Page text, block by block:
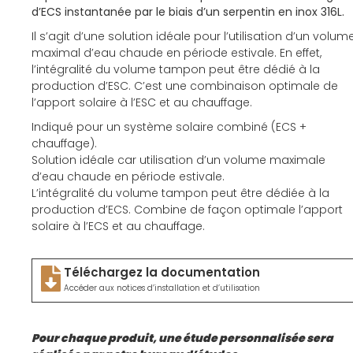
d’ECS instantanée par le biais d’un serpentin en inox 316L.
Il s’agit d’une solution idéale pour l’utilisation d’un
maximal d’eau chaude en période estivale. En effet,
l’intégralité du volume tampon peut être dédié à la
production d’ESC. C’est une combinaison optimale de
l’apport solaire à l’ESC et au chauffage.
Indiqué pour un système solaire combiné (ECS +
chauffage).
Solution idéale car utilisation d’un volume maximale
d’eau chaude en période estivale.
L’intégralité du volume tampon peut être dédiée à la
production d’ECS. Combine de façon optimale l’apport
solaire à l’ECS et au chauffage.
Téléchargez la documentation
Accéder aux notices d’installation et d’utilisation
Pour chaque produit, une étude personnalisée sera